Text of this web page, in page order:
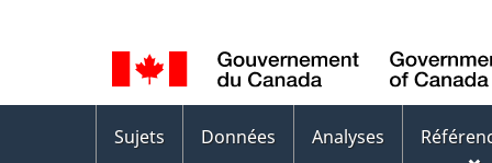
de
la
langue
des
Sujets Données Analyses